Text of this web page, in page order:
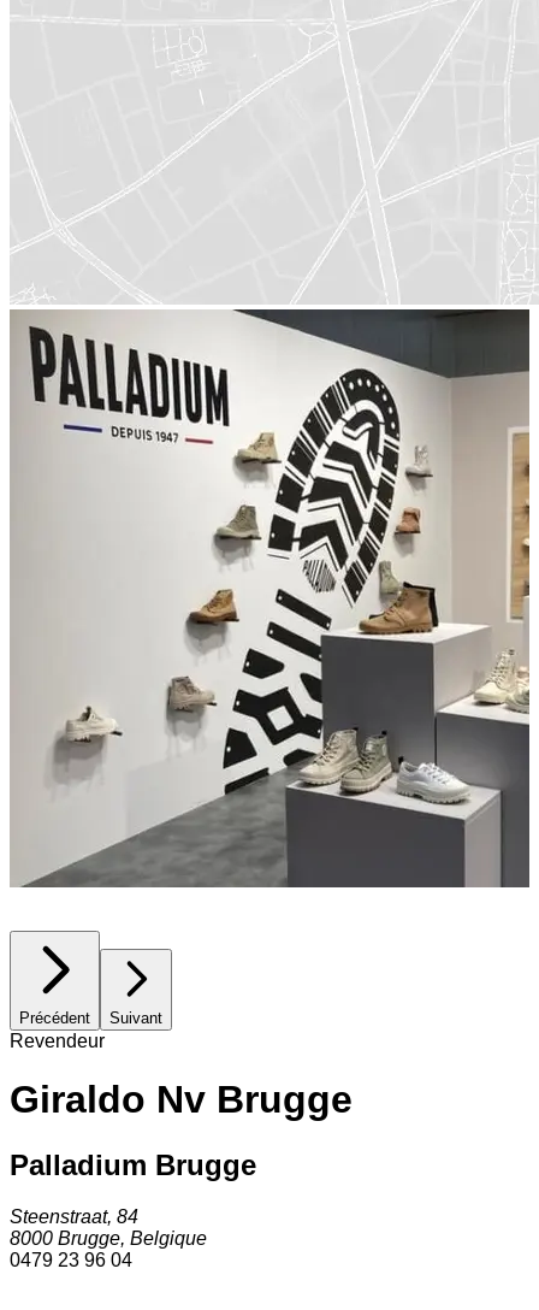
Précédent Suivant
Revendeur
Giraldo Nv Brugge
Palladium Brugge
Steenstraat, 84
8000 Brugge, Belgique
0479 23 96 04